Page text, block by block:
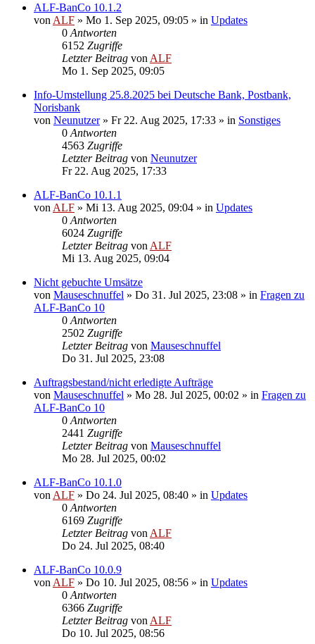
ALF-BanCo 10.1.2
von ALF » Mo 1. Sep 2025, 09:05 » in Updates
0 Antworten
6152 Zugriffe
Letzter Beitrag von ALF
Mo 1. Sep 2025, 09:05
Info-Umstellung 25.8.2025 bei Deutsche Bank, Postbank,
Norisbank
von Neunutzer» Fr 22. Aug 2025, 17:33 » in Sonstiges
0 Antworten
4563 Zugriffe
Letzter Beitrag von Neunutzer
Fr 22. Aug 2025, 17:33
ALF-BanCo 10.1.1
von ALF » Mi 13. Aug 2025, 09:04 » in Updates
0 Antworten
6024 Zugriffe
Letzter Beitrag von ALF
Mi 13. Aug 2025, 09:04
Nicht gebuchte Umsätze
von Mauseschnuffel » Do 31. Jul 2025, 23:08 » in Fragen zu
ALF-BanCo 10
0 Antworten
2502 Zugriffe
Letzter Beitrag von Mauseschnuffel
Do 31. Jul 2025, 23:08
Auftragsbestand/nicht erledigte Aufträge
von Mauseschnuffel » Mo 28. Jul 2025, 00:02 » in Fragen zu
ALF-BanCo 10
0 Antworten
2441 Zugriffe
Letzter Beitrag von Mauseschnuffel
Mo 28. Jul 2025, 00:02
ALF-BanCo 10.1.0
von ALF » Do 24. Jul 2025, 08:40 » in Updates
0 Antworten
6169 Zugriffe
Letzter Beitrag von ALF
Do 24. Jul 2025, 08:40
ALF-BanCo 10.0.9
von ALF » Do 10. Jul 2025, 08:56 » in Updates
0 Antworten
6366 Zugriffe
Letzter Beitrag von ALF
Do 10. Jul 2025, 08:56